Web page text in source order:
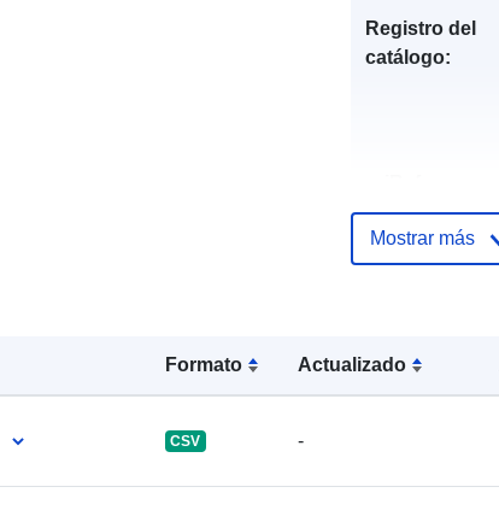
Formato Actualizado
CSV -
Registro del
catálogo:
Mostrar más